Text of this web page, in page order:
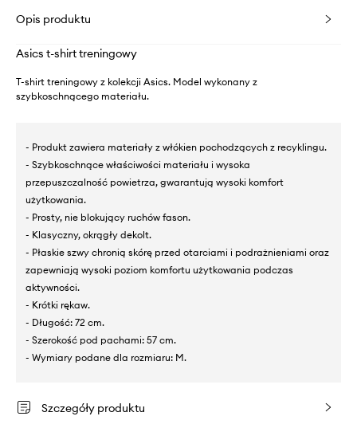
Opis produktu
Asics t-shirt treningowy
T-shirt treningowy z kolekcji Asics. Model wykonany z
szybkoschnącego materiału.
- Produkt zawiera materiały z włókien pochodzących z recyklingu.
- Szybkoschnące właściwości materiału i wysoka
przepuszczalność powietrza, gwarantują wysoki komfort
użytkowania.
- Prosty, nie blokujący ruchów fason.
- Klasyczny, okrągły dekolt.
- Płaskie szwy chronią skórę przed otarciami i podrażnieniami oraz
zapewniają wysoki poziom komfortu użytkowania podczas
aktywności.
- Krótki rękaw.
- Długość: 72 cm.
- Szerokość pod pachami: 57 cm.
- Wymiary podane dla rozmiaru: M.
Szczegóły produktu